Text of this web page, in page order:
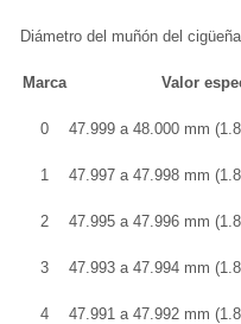
Diámetro del muñón del
Marca Valor
0 47.999 a 48.000 mm
1 47.997 a 47.998 mm
2 47.995 a 47.996 mm
3 47.993 a 47.994 mm
4 47.991 a 47.992 mm